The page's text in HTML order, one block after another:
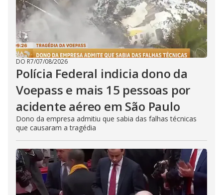
DO R7/07/08/2026
Polícia Federal indicia dono da
Voepass e mais 15 pessoas por
acidente aéreo em São Paulo
Dono da empresa admitiu que sabia das falhas técnicas
que causaram a tragédia